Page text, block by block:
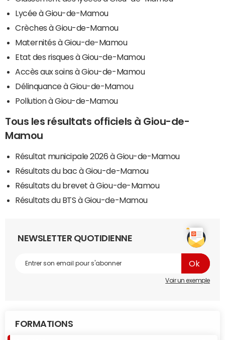
Lycée à Giou-de-Mamou
Crèches à Giou-de-Mamou
Maternités à Giou-de-Mamou
Etat des risques à Giou-de-Mamou
Accès aux soins à Giou-de-Mamou
Délinquance à Giou-de-Mamou
Pollution à Giou-de-Mamou
Tous les résultats officiels à Giou-de-
Mamou
Résultat municipale 2026 à Giou-de-Mamou
Résultats du bac à Giou-de-Mamou
Résultats du brevet à Giou-de-Mamou
Résultats du BTS à Giou-de-Mamou
NEWSLETTER QUOTIDIENNE
Voir un exemple
FORMATIONS